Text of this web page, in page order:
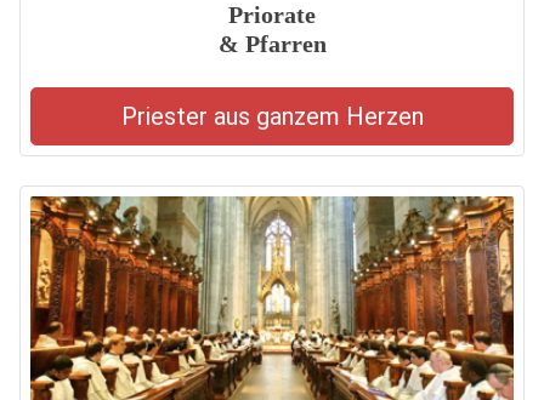
Priorate
& Pfarren
Priester aus ganzem Herzen